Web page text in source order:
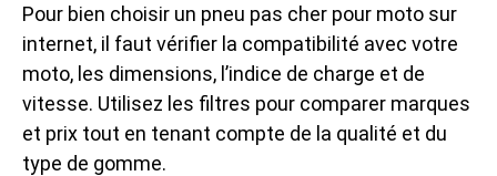
Pour bien choisir un pneu pas cher pour moto sur
internet, il faut vérifier la compatibilité avec votre
moto, les dimensions, l’indice de charge et de
vitesse. Utilisez les filtres pour comparer marques
et prix tout en tenant compte de la qualité et du
type de gomme.